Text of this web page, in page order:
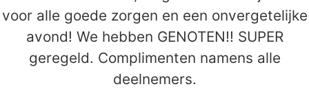
voor alle goede zorgen en een onvergetelijke
avond! We hebben GENOTEN!! SUPER
geregeld. Complimenten namens alle
deelnemers.